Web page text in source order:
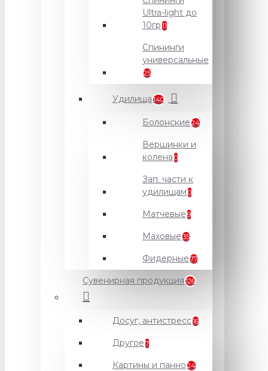
Ultra-light до
10гр 11
Спининги
универсальные
25
Удилища 140
Болонские 24
Вершинки и
колена 0
Зап. части к
удилищам 0
Матчевые 9
Маховые 35
Фидерные 77
Сувенирная продукция 126
Досуг, антистресс16
Другое 7
Картины и панно 24